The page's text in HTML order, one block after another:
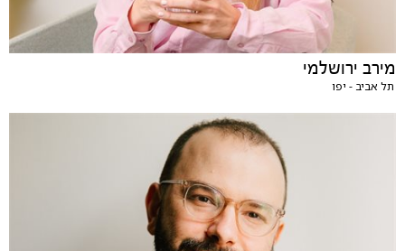
מירב ירושלמי
תל אביב - יפו